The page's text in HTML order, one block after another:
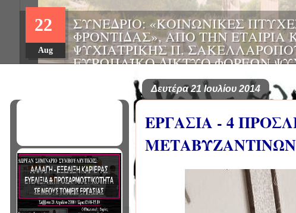
ΗΜΕΡΙΔΑ: "ΠΡΟΒΛΗΜΑΤΙΣΜΟΙ &
ΠΟΥ ΑΝΤΙΜΕΤΩΠΙΖΕΙ
ΠΑΘΟΛΟΓΟΣ", ΑΠΟ ΤΗΝ
ΠΑΘΟΛΟΓΙΑΣ ΒΟΡΕΙΟΔΥΤΙΚΗΣ
ΤΙΣ Α' & Β' ΠΑΝΕΠΙΣΤΗΜΙΑΚΕΣ
ΚΛΙΝΙΚΕΣ ΠΓΝΙ
01
Mar
Δευτέρα 21 Ιουλίου 2014
ΕΡΓΑΣΙΑ - 4